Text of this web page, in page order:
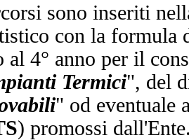
sono inseriti
con la
al 4° anno per il
Termici", del
" od eventuale
) promossi